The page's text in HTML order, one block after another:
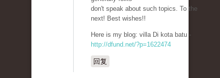
don't spеak aƅout such topics. To the
next! Best wishes!!
Here is my blog: villa Di kota batu -
http://dfund.net/?p=1622474
回复